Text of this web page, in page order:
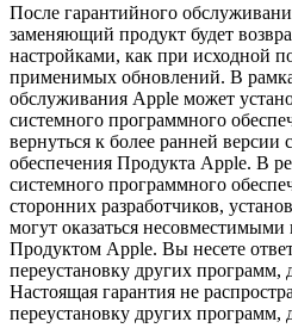
После гарантийного
заменяющий продукт будет
настройками, как при исходной
применимых обновлений. В
обслуживания Apple может
системного программного
вернуться к более ранней
обеспечения Продукта Apple. В
системного программного
сторонних разработчиков,
могут оказаться несовместимыми
Продуктом Apple. Вы несете
переустановку других
Настоящая гарантия не
переустановку других